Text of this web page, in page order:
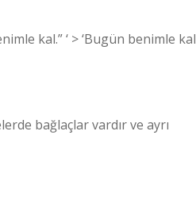
kal.” ‘ > ‘Bugün benimle
bağlaçlar vardır ve ayrı